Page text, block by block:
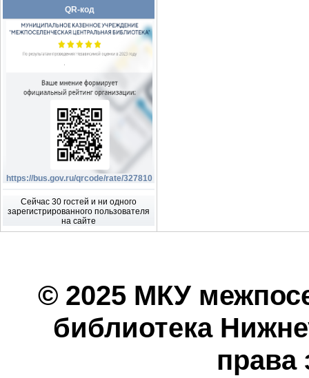
QR-код
https://bus.gov.ru/qrcode/rate/327810
Сейчас 30 гостей и ни одного
зарегистрированного пользователя
на сайте
© 2025 МКУ
библиотека